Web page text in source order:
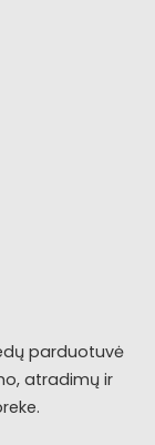
parduotuvė
atradimų ir